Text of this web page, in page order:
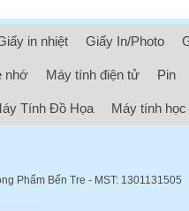
in nhiệt Giấy In/Photo
nhớ Máy tính điện tử Pin
Tính Đồ Họa Máy tính học
Phẩm Bến Tre - MST: 1301131505